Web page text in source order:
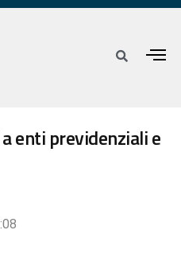
enti previdenziali e